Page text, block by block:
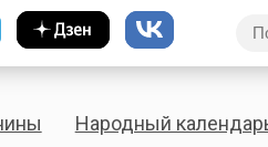
Народный